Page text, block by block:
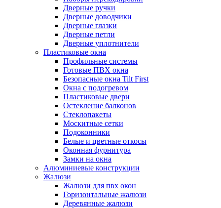
Дверные ручки
Дверные доводчики
Дверные глазки
Дверные петли
Дверные уплотнители
Пластиковые окна
Профильные системы
Готовые ПВХ окна
Безопасные окна Tilt First
Окна с подогревом
Пластиковые двери
Остекление балконов
Стеклопакеты
Москитные сетки
Подоконники
Белые и цветные откосы
Оконная фурнитура
Замки на окна
Алюминиевые конструкции
Жалюзи
Жалюзи для пвх окон
Горизонтальные жалюзи
Деревянные жалюзи